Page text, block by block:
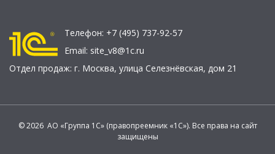
Телефон: +7 (495) 737-92-57
Email: site_v8@1c.ru
Отдел продаж: г. Москва, улица Селезнёвская, дом 21
© 2026 АО «Группа 1С» (правопреемник «1С»). Все права на сайт
защищены